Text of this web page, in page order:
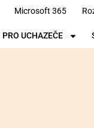
Microsoft 365
PRO UCHAZEČE